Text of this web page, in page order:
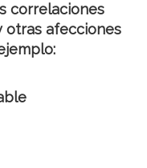
correlaciones
otras afecciones